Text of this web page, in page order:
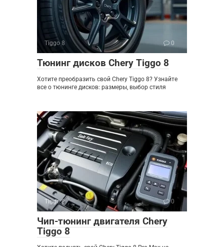
Tiggo 8 0
Тюнинг дисков Chery Tiggo 8
Хотите преобразить свой Chery Tiggo 8? Узнайте
все о тюнинге дисков: размеры, выбор стиля
Tiggo 8 0
Чип-тюнинг двигателя Chery
Tiggo 8